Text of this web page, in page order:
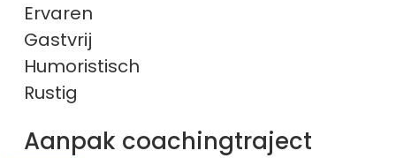
Ervaren
Gastvrij
Humoristisch
Rustig
Aanpak coachingtraject